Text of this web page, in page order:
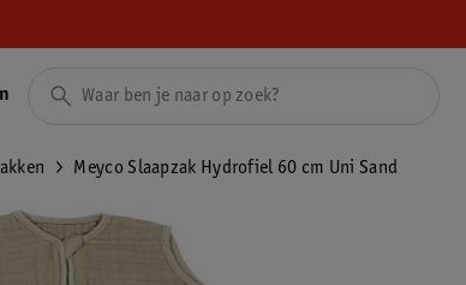
Meyco Slaapzak Hydrofiel 60 cm Uni Sand